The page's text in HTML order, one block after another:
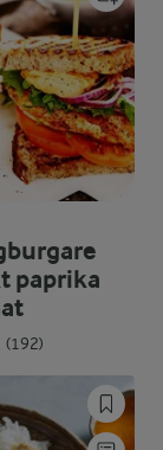
paprika
(192)